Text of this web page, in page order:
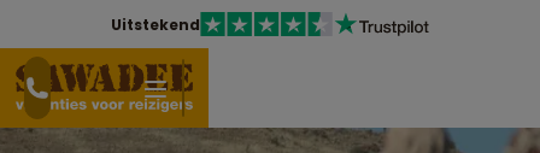
Uitstekend